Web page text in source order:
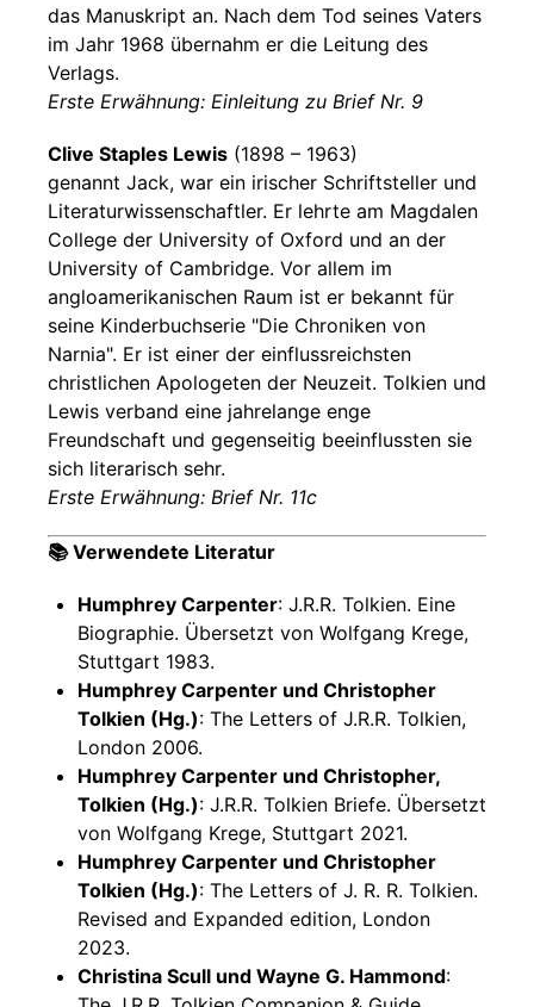
das Manuskript an. Nach dem Tod seines Vaters
im Jahr 1968 übernahm er die Leitung des
Verlags.
Erste Erwähnung: Einleitung zu Brief Nr. 9
Clive Staples Lewis (1898 – 1963)
genannt Jack, war ein irischer Schriftsteller und
Literaturwissenschaftler. Er lehrte am Magdalen
College der University of Oxford und an der
University of Cambridge. Vor allem im
angloamerikanischen Raum ist er bekannt für
seine Kinderbuchserie "Die Chroniken von
Narnia". Er ist einer der einflussreichsten
christlichen Apologeten der Neuzeit. Tolkien und
Lewis verband eine jahrelange enge
Freundschaft und gegenseitig beeinflussten sie
sich literarisch sehr.
Erste Erwähnung: Brief Nr. 11c
📚 Verwendete Literatur
Humphrey Carpenter: J.R.R. Tolkien. Eine
Biographie. Übersetzt von Wolfgang Krege,
Stuttgart 1983.
Humphrey Carpenter und Christopher
Tolkien (Hg.): The Letters of J.R.R. Tolkien,
London 2006.
Humphrey Carpenter und Christopher,
Tolkien (Hg.): J.R.R. Tolkien Briefe. Übersetzt
von Wolfgang Krege, Stuttgart 2021.
Humphrey Carpenter und Christopher
Tolkien (Hg.): The Letters of J. R. R. Tolkien.
Revised and Expanded edition, London
2023.
Christina Scull und Wayne G. Hammond: